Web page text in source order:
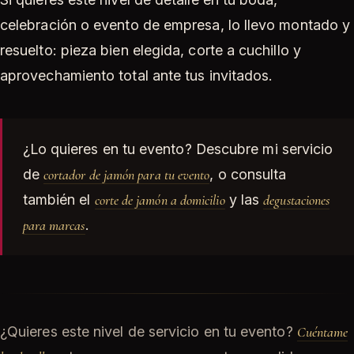
celebración o evento de empresa, lo llevo montado y
resuelto: pieza bien elegida, corte a cuchillo y
aprovechamiento total ante tus invitados.
¿Lo quieres en tu evento? Descubre mi servicio
de cortador de jamón para tu evento, o consulta
también el corte de jamón a domicilioy lasdegustaciones
para marcas.
¿Quieres este nivel de servicio en tu evento? Cuéntame